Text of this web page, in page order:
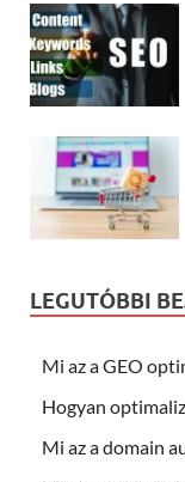
LEGUTÓBBI
Mi az a GEO
Hogyan
Mi az a domain